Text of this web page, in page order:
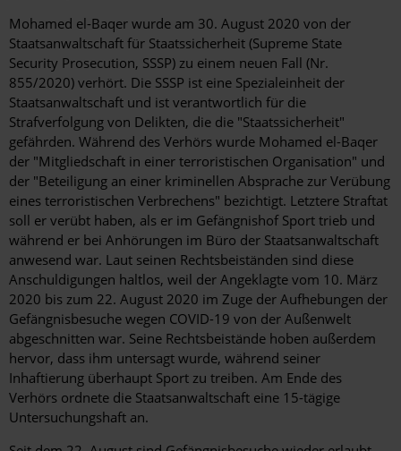
Mohamed el-Baqer wurde am 30. August 2020 von der
Staatsanwaltschaft für Staatssicherheit (Supreme State
Security Prosecution, SSSP) zu einem neuen Fall (Nr.
855/2020) verhört. Die SSSP ist eine Spezialeinheit der
Staatsanwaltschaft und ist verantwortlich für die
Strafverfolgung von Delikten, die die "Staatssicherheit"
gefährden. Während des Verhörs wurde Mohamed el-Baqer
der "Mitgliedschaft in einer terroristischen Organisation" und
der "Beteiligung an einer kriminellen Absprache zur Verübung
eines terroristischen Verbrechens" bezichtigt. Letztere Straftat
soll er verübt haben, als er im Gefängnishof Sport trieb und
während er bei Anhörungen im Büro der Staatsanwaltschaft
anwesend war. Laut seinen Rechtsbeiständen sind diese
Anschuldigungen haltlos, weil der Angeklagte vom 10. März
2020 bis zum 22. August 2020 im Zuge der Aufhebungen der
Gefängnisbesuche wegen COVID-19 von der Außenwelt
abgeschnitten war. Seine Rechtsbeistände hoben außerdem
hervor, dass ihm untersagt wurde, während seiner
Inhaftierung überhaupt Sport zu treiben. Am Ende des
Verhörs ordnete die Staatsanwaltschaft eine 15-tägige
Untersuchungshaft an.